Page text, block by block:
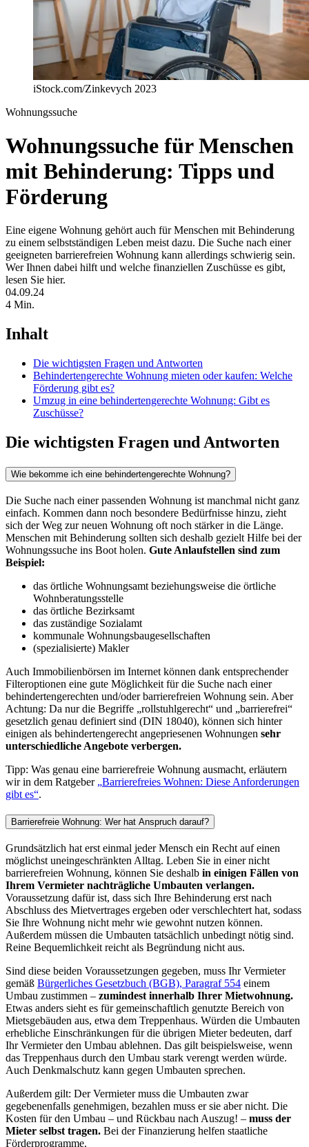
iStock.com/Zinkevych 2023
Wohnungssuche
Wohnungssuche für Menschen
mit Behinderung: Tipps und
Förderung
Eine eigene Wohnung gehört auch für Menschen mit Behinderung
zu einem selbstständigen Leben meist dazu. Die Suche nach einer
geeigneten barrierefreien Wohnung kann allerdings schwierig sein.
Wer Ihnen dabei hilft und welche finanziellen Zuschüsse es gibt,
lesen Sie hier.
04.09.24
4 Min.
Inhalt
Die wichtigsten Fragen und Antworten
Behindertengerechte Wohnung mieten oder kaufen: Welche
Förderung gibt es?
Umzug in eine behindertengerechte Wohnung: Gibt es
Zuschüsse?
Die wichtigsten Fragen und Antworten
Wie bekomme ich eine behindertengerechte Wohnung?
Die Suche nach einer passenden Wohnung ist manchmal nicht ganz
einfach. Kommen dann noch besondere Bedürfnisse hinzu, zieht
sich der Weg zur neuen Wohnung oft noch stärker in die Länge.
Menschen mit Behinderung sollten sich deshalb gezielt Hilfe bei der
Wohnungssuche ins Boot holen. Gute Anlaufstellen sind zum
Beispiel:
das örtliche Wohnungsamt beziehungsweise die örtliche
Wohnberatungsstelle
das örtliche Bezirksamt
das zuständige Sozialamt
kommunale Wohnungsbaugesellschaften
(spezialisierte) Makler
Auch Immobilienbörsen im Internet können dank entsprechender
Filteroptionen eine gute Möglichkeit für die Suche nach einer
behindertengerechten und/oder barrierefreien Wohnung sein. Aber
Achtung: Da nur die Begriffe
rollstuhlgerecht und
barrierefrei
gesetzlich genau definiert sind (DIN 18040), können sich hinter
einigen als behindertengerecht angepriesenen Wohnungen sehr
unterschiedliche Angebote verbergen.
Tipp: Was genau eine barrierefreie Wohnung ausmacht, erläutern
wir in dem Ratgeber Barrierefreies Wohnen: Diese Anforderungen
gibt es .
Barrierefreie Wohnung: Wer hat Anspruch darauf?
Grundsätzlich hat erst einmal jeder Mensch ein Recht auf einen
möglichst uneingeschränkten Alltag. Leben Sie in einer nicht
barrierefreien Wohnung, können Sie deshalb in einigen Fällen von
Ihrem Vermieter nachträgliche Umbauten verlangen.
Voraussetzung dafür ist, dass sich Ihre Behinderung erst nach
Abschluss des Mietvertrages ergeben oder verschlechtert hat, sodass
Sie Ihre Wohnung nicht mehr wie gewohnt nutzen können.
Außerdem müssen die Umbauten tatsächlich unbedingt nötig sind.
Reine Bequemlichkeit reicht als Begründung nicht aus.
Sind diese beiden Voraussetzungen gegeben, muss Ihr Vermieter
gemäß Bürgerliches Gesetzbuch (BGB), Paragraf 554 einem
Umbau zustimmen – zumindest innerhalb Ihrer Mietwohnung.
Etwas anders sieht es für gemeinschaftlich genutzte Bereich von
Mietsgebäuden aus, etwa dem Treppenhaus. Würden die Umbauten
erhebliche Einschränkungen für die übrigen Mieter bedeuten, darf
Ihr Vermieter den Umbau ablehnen. Das gilt beispielsweise, wenn
das Treppenhaus durch den Umbau stark verengt werden würde.
Auch Denkmalschutz kann gegen Umbauten sprechen.
Außerdem gilt: Der Vermieter muss die Umbauten zwar
gegebenenfalls genehmigen, bezahlen muss er sie aber nicht. Die
Kosten für den Umbau – und Rückbau nach Auszug! – muss der
Mieter selbst tragen. Bei der Finanzierung helfen staatliche
Förderprogramme.